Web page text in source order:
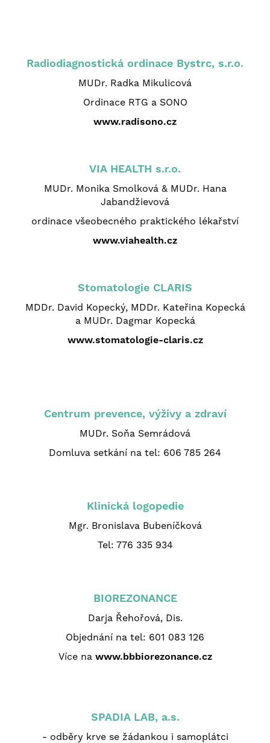
Radiodiagnostická ordinace Bystrc, s.r.o.
MUDr. Radka Mikulicová
Ordinace RTG a SONO
www.radisono.cz
VIA HEALTH s.r.o.
MUDr. Monika Smolková & MUDr. Hana
Jabandžievová
ordinace všeobecného praktického lékařství
www.viahealth.cz
Stomatologie CLARIS
MDDr. David Kopecký, MDDr. Kateřina Kopecká
a MUDr. Dagmar Kopecká
www.stomatologie-claris.cz
Centrum prevence, výživy a zdraví
MUDr. Soňa Semrádová
Domluva setkání na tel: 606 785 264
Klinická logopedie
Mgr. Bronislava Bubeníčková
Tel: 776 335 934
BIOREZONANCE
Darja Řehořová, Dis.
Objednání na tel: 601 083 126
Více na www.bbbiorezonance.cz
SPADIA LAB, a.s.
- odběry krve se žádankou i samoplátci